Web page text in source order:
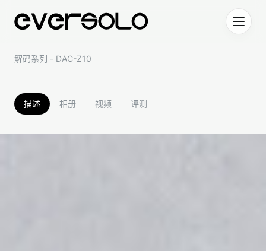
解码系列 - DAC-Z10
描述 相册 视频 评测